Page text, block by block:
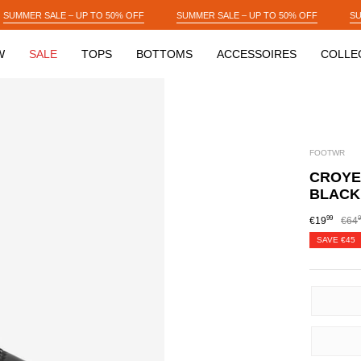
SUMMER SALE – UP TO 50% OFF SUMMER SALE – UP TO 50% OFF
SALE TOPS BOTTOMS ACCESSOIRES
FOOTWR
BLACK
€1999 €64
SAVE €45